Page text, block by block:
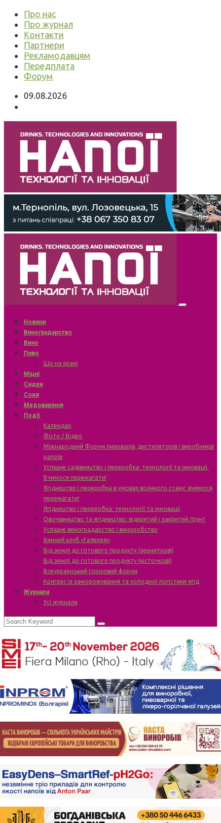
Про нас
Про журнал
Контакти
Партнери
Рекламодавцям
Передплата
Форум
09.08.2026
Новини
Виноградарство
Вино
Пиво
Що на крані
Міцні
Сидри
Соки
Медоваріння
Події
Календар
Фото / Відео
Міжнародний Форум пивоварів, дистиляторів і виробників
напоїв
Успішне садівництво і переробка: технології та інновації.
Вчимося перемагати!
Ягідництво і переробка в умовах воєнного стану: вчимося
перемагати!
Ягідництво і переробка: технології та інновації
Овочівництво та ягідництво: відкритий і закритий ґрунт
Успішне виноградарство і виноробство
Винний клуб «Галерея»
Від землі до готового продукту (зерняткові)
Від землі до готового продукту (кісточкові)
Всеукраїнський горіховий форум
Конгрес із заморожування та холодної логістики ягід
Журнали
Усі журнали